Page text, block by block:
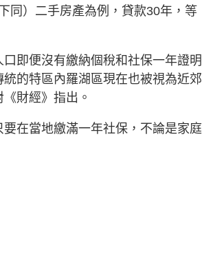
同）二手房產為例，貸款30年，等
即便沒有繳納個稅和社保一年證明
的特區內羅湖區現在也被視為近郊
財經》指出。
在當地繳滿一年社保，不論是家庭